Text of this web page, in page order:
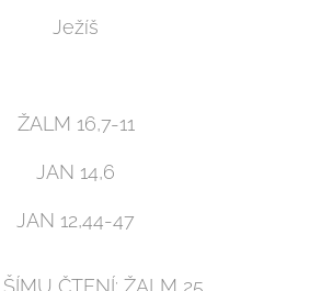
Ježíš
ŽALM 16,7-11
JAN 14,6
JAN 12,44-47
ČTENÍ: ŽALM 25